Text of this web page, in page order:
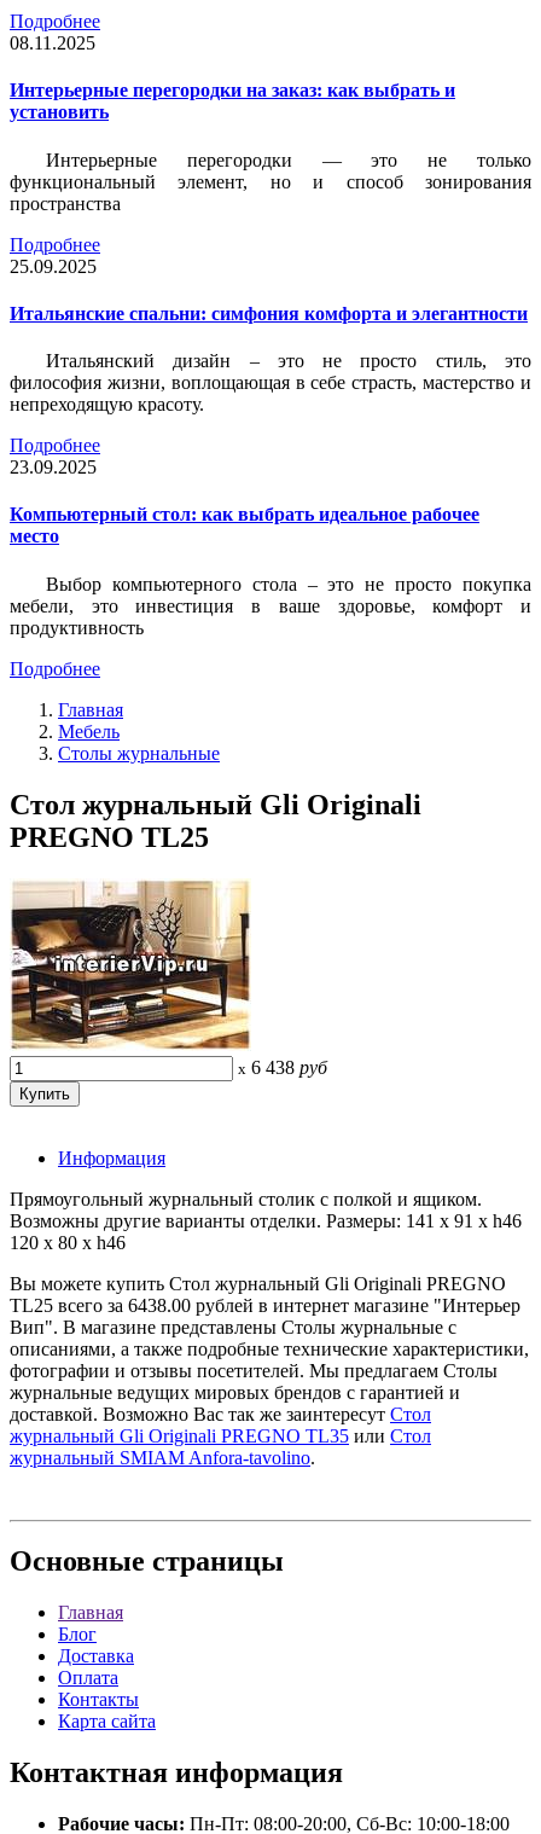
Подробнее
08.11.2025
Интерьерные перегородки на заказ: как выбрать и
установить
Интерьерные перегородки — это не только
функциональный элемент, но и способ зонирования
пространства
Подробнее
25.09.2025
Итальянские спальни: симфония комфорта и элегантности
Итальянский дизайн – это не просто стиль, это
философия жизни, воплощающая в себе страсть, мастерство и
непреходящую красоту.
Подробнее
23.09.2025
Компьютерный стол: как выбрать идеальное рабочее
место
Выбор компьютерного стола – это не просто покупка
мебели, это инвестиция в ваше здоровье, комфорт и
продуктивность
Подробнее
Главная
Мебель
Столы журнальные
Стол журнальный Gli Originali
PREGNO TL25
x 6 438 руб
Информация
Прямоугольный журнальный столик с полкой и ящиком.
Возможны другие варианты отделки. Размеры: 141 x 91 x h46
120 x 80 x h46
Вы можете купить Стол журнальный Gli Originali PREGNO
TL25 всего за 6438.00 рублей в интернет магазине "Интерьер
Вип". В магазине представлены Столы журнальные с
описаниями, а также подробные технические характеристики,
фотографии и отзывы посетителей. Мы предлагаем Столы
журнальные ведущих мировых брендов с гарантией и
доставкой. Возможно Вас так же заинтересут Стол
журнальный Gli Originali PREGNO TL35 или Стол
журнальный SMIAM Anfora-tavolino.
Основные страницы
Главная
Блог
Доставка
Оплата
Контакты
Карта сайта
Контактная информация
Рабочие часы: Пн-Пт: 08:00-20:00, Сб-Вс: 10:00-18:00